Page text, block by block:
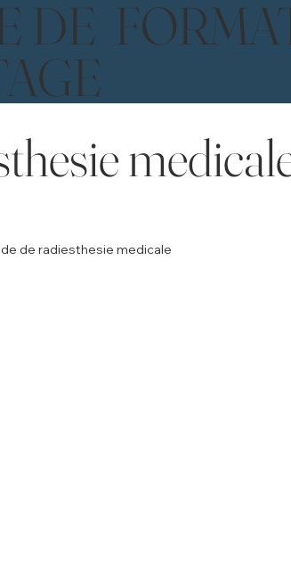
DE
de radiesthesie medicale